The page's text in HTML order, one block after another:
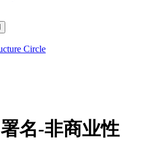
Circle
署名-非商业性